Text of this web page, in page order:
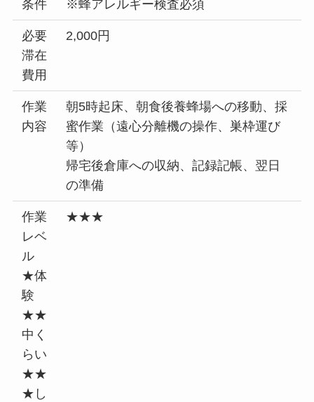
条件
※蜂アレルギー検査必須
必要
滞在
費用
2,000円
作業
内容
朝5時起床、朝食後養蜂場への移動、採
蜜作業（遠心分離機の操作、巣枠運び
等）
帰宅後倉庫への収納、記録記帳、翌日
の準備
作業
レベ
ル
★体
験
★★
中く
らい
★★
★し
★★★